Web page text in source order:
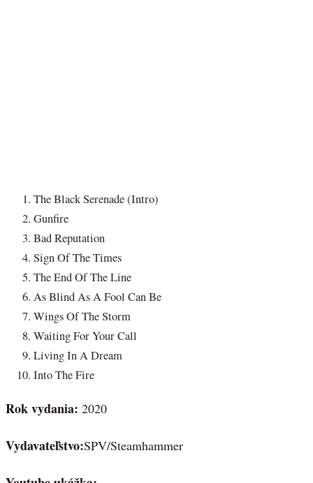
The Black Serenade (Intro)
Gunfire
Bad Reputation
Sign Of The Times
The End Of The Line
As Blind As A Fool Can Be
Wings Of The Storm
Waiting For Your Call
Living In A Dream
Into The Fire
Rok vydania: 2020
Vydavateľstvo:SPV/Steamhammer